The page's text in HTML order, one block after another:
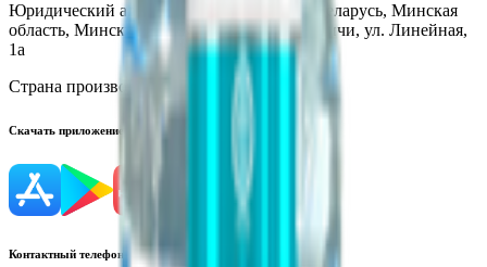
Юридический адрес:223028, Республика Беларусь, Минская
область, Минский район, агр. гор. Ждановичи, ул. Линейная,
1а
Страна производства:
Республика Беларусь
Скачать приложение
Контактный телефон